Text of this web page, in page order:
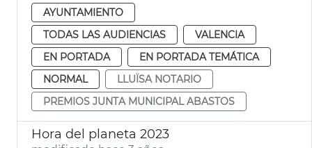
AYUNTAMIENTO
TODAS LAS AUDIENCIAS
VALENCIA
EN PORTADA
EN PORTADA TEMÁTICA
NORMAL
LLUÏSA NOTARIO
PREMIOS JUNTA MUNICIPAL ABASTOS
Hora del planeta 2023